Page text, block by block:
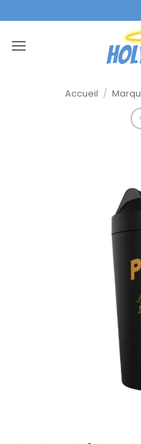
to
content
Accueil /